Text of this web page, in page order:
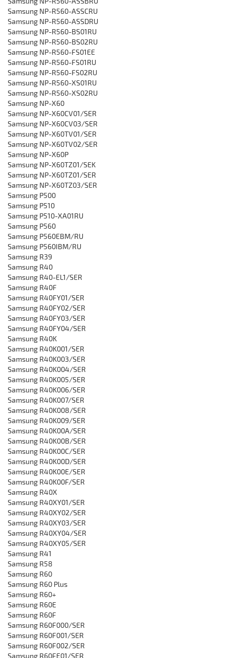
‎Samsung NP-R560-ASSCRU
‎Samsung NP-R560-ASSDRU
‎Samsung NP-R560-BS01RU
‎Samsung NP-R560-BS02RU
‎Samsung NP-R560-FS01EE
‎Samsung NP-R560-FS01RU
‎Samsung NP-R560-FS02RU
‎Samsung NP-R560-XS01RU
‎Samsung NP-R560-XS02RU
‎Samsung NP-X60
‎Samsung NP-X60CV01/SER
‎‎Samsung NP-X60CV03/SER
‎‎Samsung NP-X60TV01/SER
‎‎Samsung NP-X60TV02/SER
‎‎Samsung NP-X60P
‎‎Samsung NP-X60TZ01/SEK
‎‎Samsung NP-X60TZ01/SER
‎‎Samsung NP-X60TZ03/SER
Samsung P500
Samsung P510
Samsung P510-XA01RU
Samsung P560
Samsung P560EBM/RU
‎Samsung P560IBM/RU
Samsung R39
Samsung R40
Samsung ‎R40-EL1/SER
Samsung ‎R40F
Samsung ‎R40FY01/SER
Samsung ‎R40FY02/SER
Samsung ‎R40FY03/SER
Samsung ‎R40FY04/SER
Samsung R40K
Samsung R40K001/SER
Samsung ‎R40K003/SER
Samsung ‎R40K004/SER
Samsung ‎R40K005/SER
Samsung ‎R40K006/SER
Samsung ‎R40K007/SER
Samsung ‎R40K008/SER‎
Samsung ‎R40K009/SER
Samsung ‎R40K00A/SER
Samsung ‎R40K00B/SER
Samsung ‎R40K00C/SER
Samsung ‎R40K00D/SER
Samsung ‎R40K00E/SER
Samsung ‎R40K00F/SER
Samsung ‎R40X
Samsung ‎R40XY01/SER
Samsung ‎R40XY02/SER
Samsung ‎R40XY03/SER
Samsung ‎R40XY04/SER
Samsung ‎R40XY05/SER‎
Samsung R41
Samsung R58
Samsung R60
Samsung R60 Plus
Samsung R60+
‎Samsung R60E
Samsung R60F
Samsung R60F000/SER
‎Samsung R60F001/SER
‎Samsung R60F002/SER
‎Samsung R60FE01/SER